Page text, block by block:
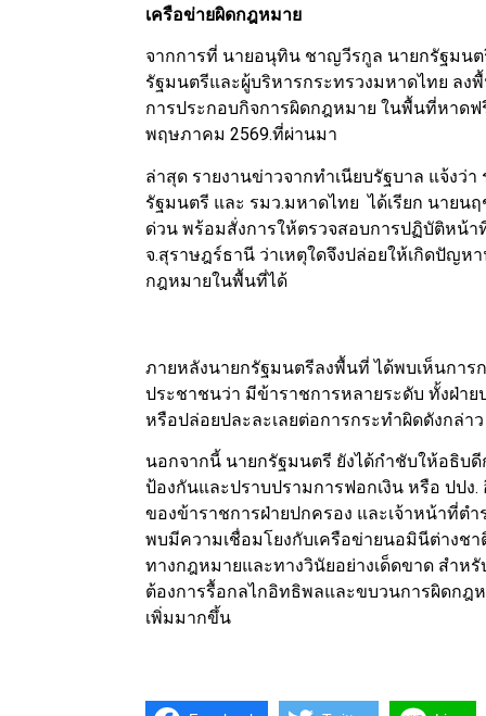
เครือข่ายผิดกฎหมาย
จากการที่ นายอนุทิน ชาญวีรกูล นายกรัฐมน
รัฐมนตรีและผู้บริหารกระทรวงมหาดไทย ล
การประกอบกิจการผิดกฎหมาย ในพื้นที่หาดฟ
พฤษภาคม 2569.ที่ผ่านมา
ล่าสุด รายงานข่าวจากทำเนียบรัฐบาล แจ้ง
รัฐมนตรี และ รมว.มหาดไทย ได้เรียก นายน
ด่วน พร้อมสั่งการให้ตรวจสอบการปฏิบัติหน้า
จ.สุราษฎร์ธานี ว่าเหตุใดจึงปล่อยให้เกิดปัญ
กฎหมายในพื้นที่ได้
ภายหลังนายกรัฐมนตรีลงพื้นที่ ได้พบเห็นการ
ประชาชนว่า มีข้าราชการหลายระดับ ทั้งฝ่าย
หรือปล่อยปละละเลยต่อการกระทำผิดดังกล่าว
นอกจากนี้ นายกรัฐมนตรี ยังได้กำชับให้อธิบ
ป้องกันและปราบปรามการฟอกเงิน หรือ ปปง
ของข้าราชการฝ่ายปกครอง และเจ้าหน้าที่ต
พบมีความเชื่อมโยงกับเครือข่ายนอมินีต่างช
ทางกฎหมายและทางวินัยอย่างเด็ดขาด สำ
ต้องการรื้อกลไกอิทธิพลและขบวนการผิดก
เพิ่มมากขึ้น